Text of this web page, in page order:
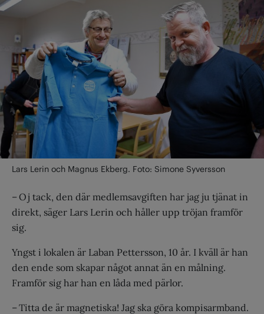
Lars Lerin och Magnus Ekberg. Foto: Simone Syversson
– Oj tack, den där medlemsavgiften har jag ju tjänat in
direkt, säger Lars Lerin och håller upp tröjan framför
sig.
Yngst i lokalen är Laban Pettersson, 10 år. I kväll är han
den ende som skapar något annat än en målning.
Framför sig har han en låda med pärlor.
– Titta de är magnetiska! Jag ska göra kompisarmband.